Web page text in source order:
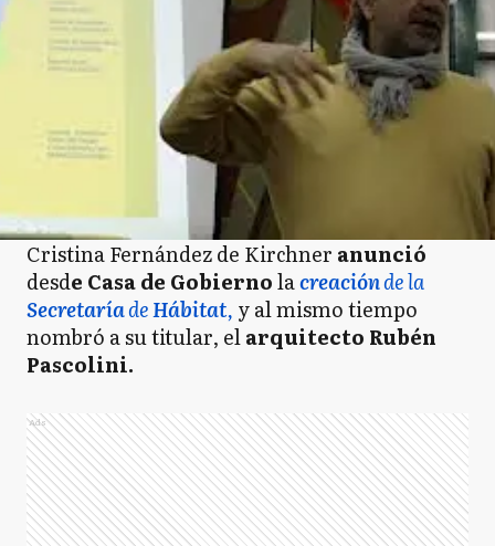
Cristina Fernández de Kirchner anunció
desde Casa de Gobiernolacreaciónde la
SecretaríadeHábitat, y al mismo tiempo
nombró a su titular, elarquitecto Rubén
Pascolini.
Ads